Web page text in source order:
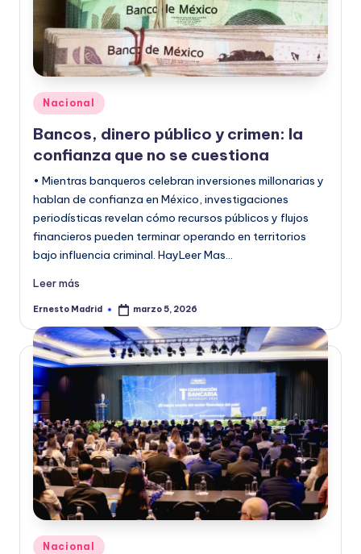
Publicado
en
Nacional
Bancos, dinero público y crimen: la
confianza que no se cuestiona
• Mientras banqueros celebran inversiones millonarias y
hablan de confianza en México, investigaciones
periodísticas revelan cómo recursos públicos y flujos
financieros pueden terminar operando en territorios
bajo influencia criminal. HayLeer Mas…
Leer más
Publicado
Ernesto Madrid marzo 5, 2026
Publicado
Nacional